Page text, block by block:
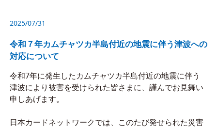
2025/07/31
令和７年カムチャツカ半島付近の地震に伴う津波への
対応について
令和7年に発生したカムチャツカ半島付近の地震に伴う
津波により被害を受けられた皆さまに、謹んでお見舞い
申しあげます。
日本カードネットワークでは、このたび発せられた災害